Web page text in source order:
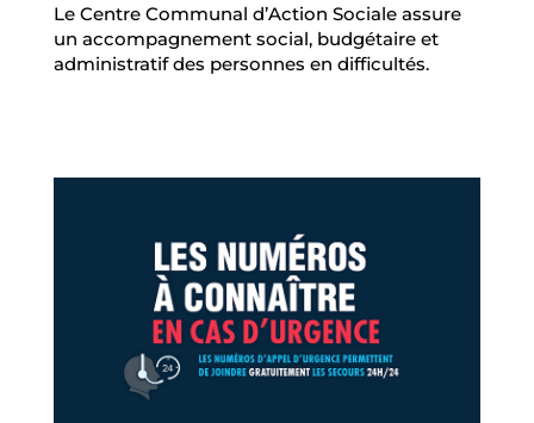
Le Centre Communal d’Action Sociale assure
un accompagnement social, budgétaire et
administratif des personnes en difficultés.